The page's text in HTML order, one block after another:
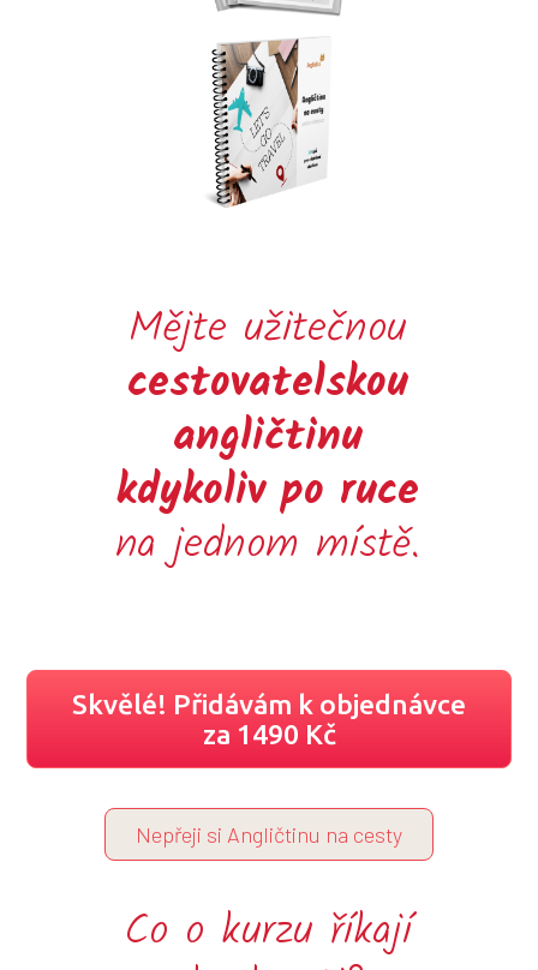
Mějte užitečnou
cestovatelskou
angličtinu
kdykoliv po ruce
na jednom místě.
Skvělé! Přidávám k objednávce
za 1490 Kč
Nepřeji si Angličtinu na cesty
Co o kurzu říkají